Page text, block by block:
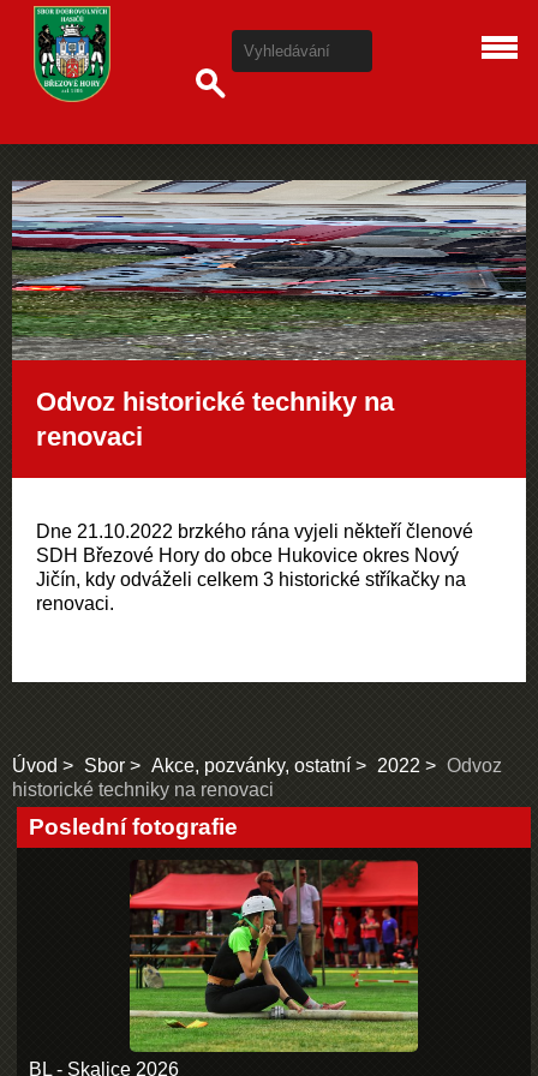
Odvoz historické techniky na
renovaci
Dne 21.10.2022 brzkého rána vyjeli někteří členové
SDH Březové Hory do obce Hukovice okres Nový
Jičín, kdy odváželi celkem 3 historické stříkačky na
renovaci.
Úvod Sbor Akce, pozvánky, ostatní 2022
Odvoz
historické techniky na renovaci
Poslední fotografie
BL - Skalice 2026